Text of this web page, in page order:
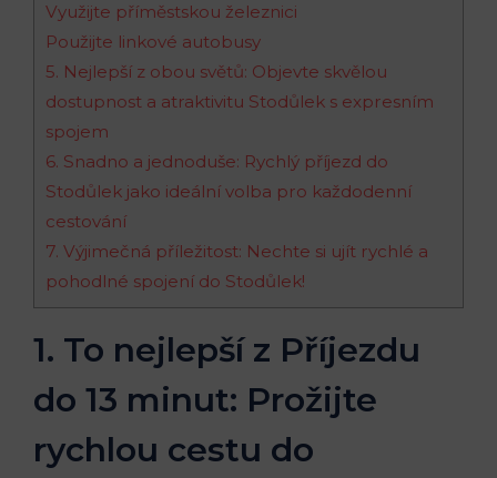
Využijte příměstskou železnici
Použijte linkové autobusy
5. Nejlepší z obou světů: Objevte ⁣skvělou
dostupnost a atraktivitu Stodůlek s expresním
spojem
6. Snadno ‌a jednoduše: Rychlý příjezd do
Stodůlek jako ideální volba pro​ každodenní
cestování
7.⁣ Výjimečná příležitost: Nechte‍ si ujít⁢ rychlé a
pohodlné spojení do Stodůlek!
1.‌ To nejlepší z Příjezdu
do 13 minut: Prožijte
rychlou cestu ‌do